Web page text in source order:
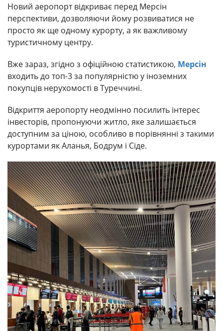
Новий аеропорт відкриває перед Мерсін
перспективи, дозволяючи йому розвиватися не
просто як ще одному курорту, а як важливому
туристичному центру.
Вже зараз, згідно з офіційною статистикою, Мерсін
входить до топ-3 за популярністю у іноземних
покупців нерухомості в Туреччині.
Відкриття аеропорту неодмінно посилить інтерес
інвесторів, пропонуючи житло, яке залишається
доступним за ціною, особливо в порівнянні з такими
курортами як Аланья, Бодрум і Сіде.